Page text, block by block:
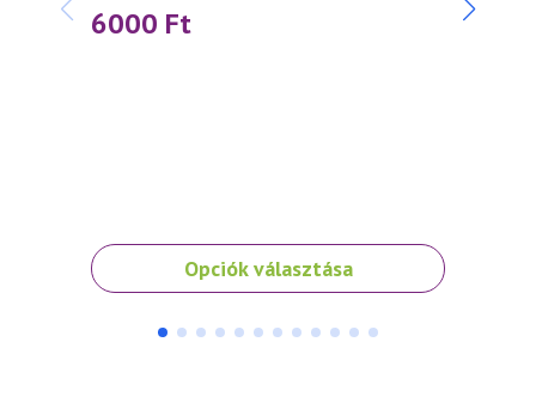
6000 Ft
Opciók választása
Ennek
a